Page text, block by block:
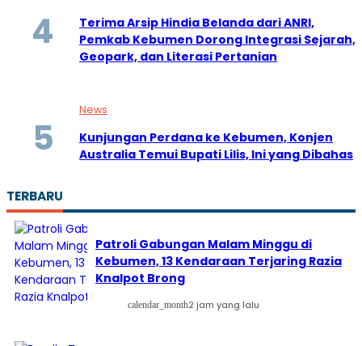
Terima Arsip Hindia Belanda dari ANRI,
Pemkab Kebumen Dorong Integrasi Sejarah,
Geopark, dan Literasi Pertanian
News
Kunjungan Perdana ke Kebumen, Konjen
Australia Temui Bupati Lilis, Ini yang Dibahas
TERBARU
Patroli Gabungan Malam Minggu di
Kebumen, 13 Kendaraan Terjaring Razia
Knalpot Brong
calendar_month2 jam yang lalu